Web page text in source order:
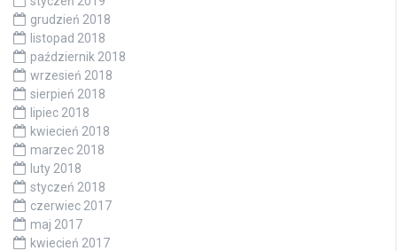
grudzień 2018
listopad 2018
październik 2018
wrzesień 2018
sierpień 2018
lipiec 2018
kwiecień 2018
marzec 2018
luty 2018
styczeń 2018
czerwiec 2017
maj 2017
kwiecień 2017